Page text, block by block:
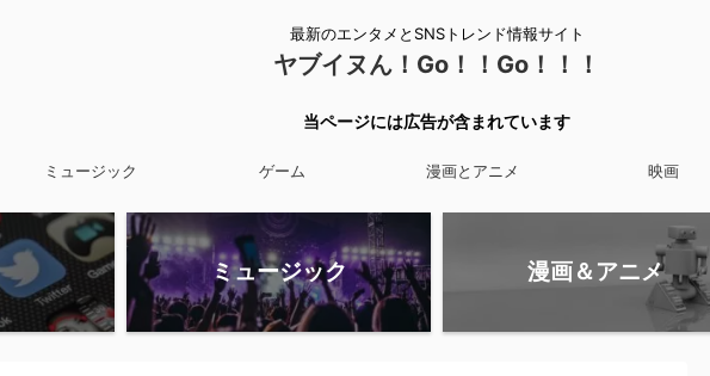
最新のエンタメとSNSトレンド情報サイト
ヤブイヌん！Go！！Go！！！
当ページには広告が含まれています
ミュージック ゲーム 漫画とアニメ 映画
ミュージック 漫画＆アニメ